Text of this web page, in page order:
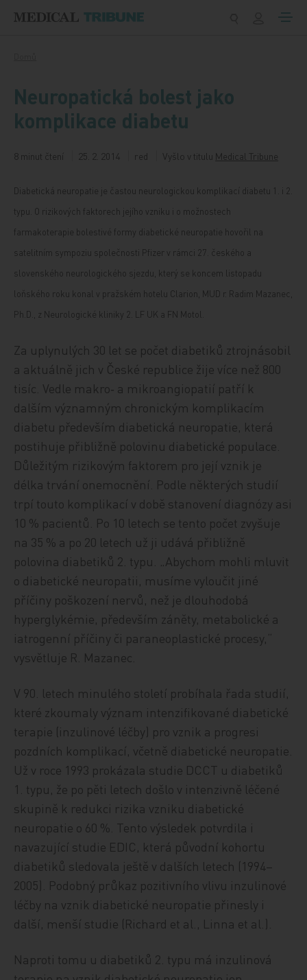
Neuropatická bolest jako
komplikace diabetu
8 minut čtení 25. 2. 2014 red Vyšlo v titulu Medical Tribune
Diabetická neuropatie je častou neurologickou komplikací diabetu 1. i 2.
typu. O rizikových faktorech jejího vzniku i o možnostech
farmakoterapie bolestivé formy diabetické neuropatie hovořil na
satelitním sympoziu společnosti Pfizer v rámci 27. českého a
slovenského neurologického sjezdu, který se koncem listopadu
loňského roku konal v pražském hotelu Clarion, MUD r. Radim Mazanec,
Ph.D., z Neurologické kliniky 2. LF UK a FN Motol.
Za uplynulých 30 let se počet diabetiků ztrojnásobil
a aktuálně jich v České republice žije více než 800
tisíc. Vedle makro‑ a mikroangiopatií patří k
dalším významným chronickým komplikacím
diabetu především diabetická neuropatie, která
postihuje přibližně polovinu diabetické populace.
Důležitým rizikovým faktorem pro její vznik je
délka trvání onemocnění. Podle některých studií
trpí touto komplikací v době stanovení diagnózy asi
10 % pacientů. Po 10 letech se tento počet zvyšuje
na 35 % a po 20 letech už ji udává přibližně
polovina diabetiků 2. typu. „Abychom mohli mluvit
o diabetické neuropatii, musíme vyloučit jiné
příčiny poškození nervů, než je dlouhodobá
hyperglykémie, především záněty, metabolické a
iatrogenní příčiny či paraneoplastické procesy,“
vysvětluje R. Mazanec.
V 90. letech minulého století probíhala řada studií,
které zkoumaly význam intenzifikované diabetické
terapie (inzulinové léčby) pro vznik a progresi
pozdních komplikací, včetně diabetické neuropatie.
Už v roce 1993 prokázala studie DCCT u diabetiků
1. typu, že po pěti letech došlo v intenzivně léčené
skupině k redukci rizika vzniku diabetické
neuropatie o 60 %. Tento výsledek potvrdila i
navazující studie EDIC, která původní kohortu
diabetiků sledovala ještě v dalších letech (1994–
2005). Podobný průkaz pozitivního vlivu inzulinové
léčby na vznik diabetické neuropatie přinesly i
další, menší studie (Richard et al., Linna et al.).
Naproti tomu u diabetiků 2. typu má inzulinová